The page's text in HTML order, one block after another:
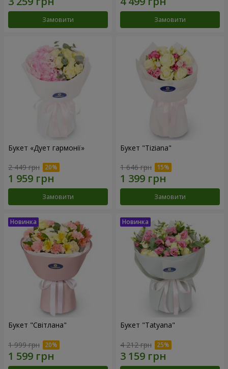
Замовити Замовити
Букет «Дует гармонії»
2 449 грн
Замовити
Букет "Tiziana"
1 646 грн
Замовити
Букет "Світлана"
1 999 грн
Букет "Tatyana"
4 212 грн